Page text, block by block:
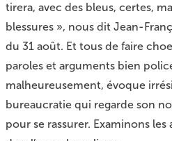
tirera, avec des bleus, certes,
blessures », nous dit Jean-
du 31 août. Et tous de faire
paroles et arguments bien
malheureusement, évoque
bureaucratie qui regarde son
pour se rassurer. Examinons